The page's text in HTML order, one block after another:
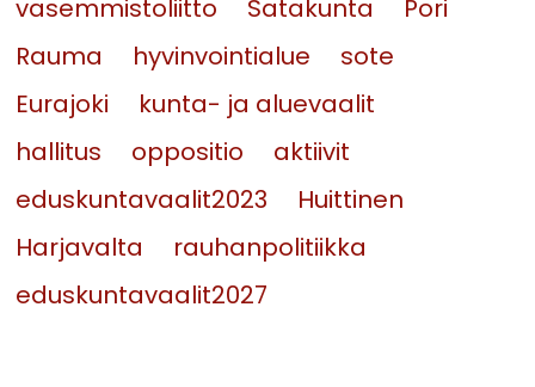
vasemmistoliitto Satakunta
Pori
Rauma
hyvinvointialue
sote
Eurajoki
kunta- ja aluevaalit
hallitus
oppositio
aktiivit
eduskuntavaalit2023
Huittinen
Harjavalta
rauhanpolitiikka
eduskuntavaalit2027